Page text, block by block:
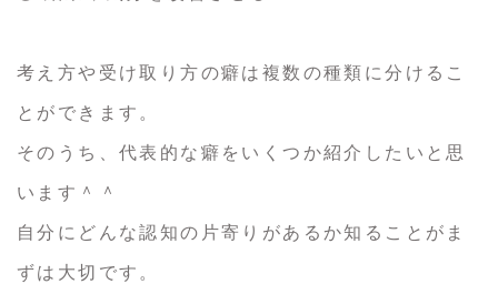
考え方や受け取り方の癖は複数の種類に分けるこ
とができます。
そのうち、代表的な癖をいくつか紹介したいと思
います＾＾
自分にどんな認知の片寄りがあるか知ることがま
ずは大切です。